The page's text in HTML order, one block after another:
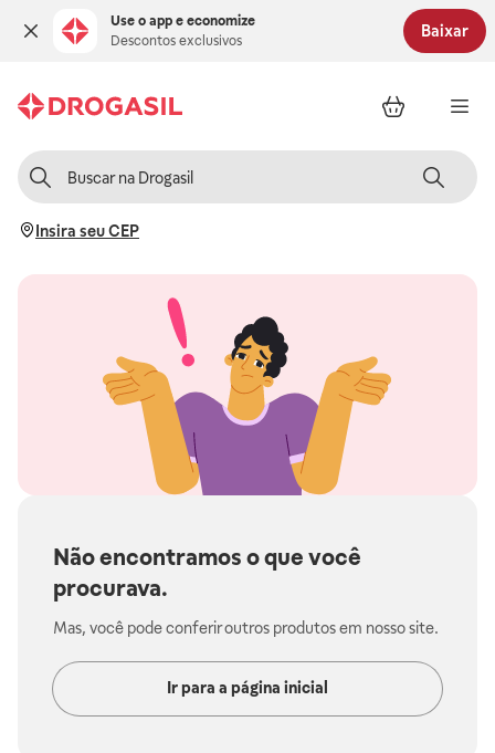
Use o app e economize
Descontos exclusivos
Baixar
Insira seu CEP
Não encontramos o que você
procurava.
Mas, você pode conferir outros produtos em nosso site.
Ir para a página inicial